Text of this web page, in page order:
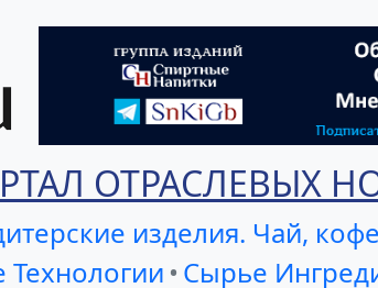
ОТРАСЛЕВЫХ
изделия. Чай,
• Сырье